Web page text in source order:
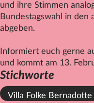
und ihre Stimmen
Bundestagswahl in den
abgeben.
Informiert euch gerne
und kommt am 13.
Stichworte
Villa Folke Bernadotte